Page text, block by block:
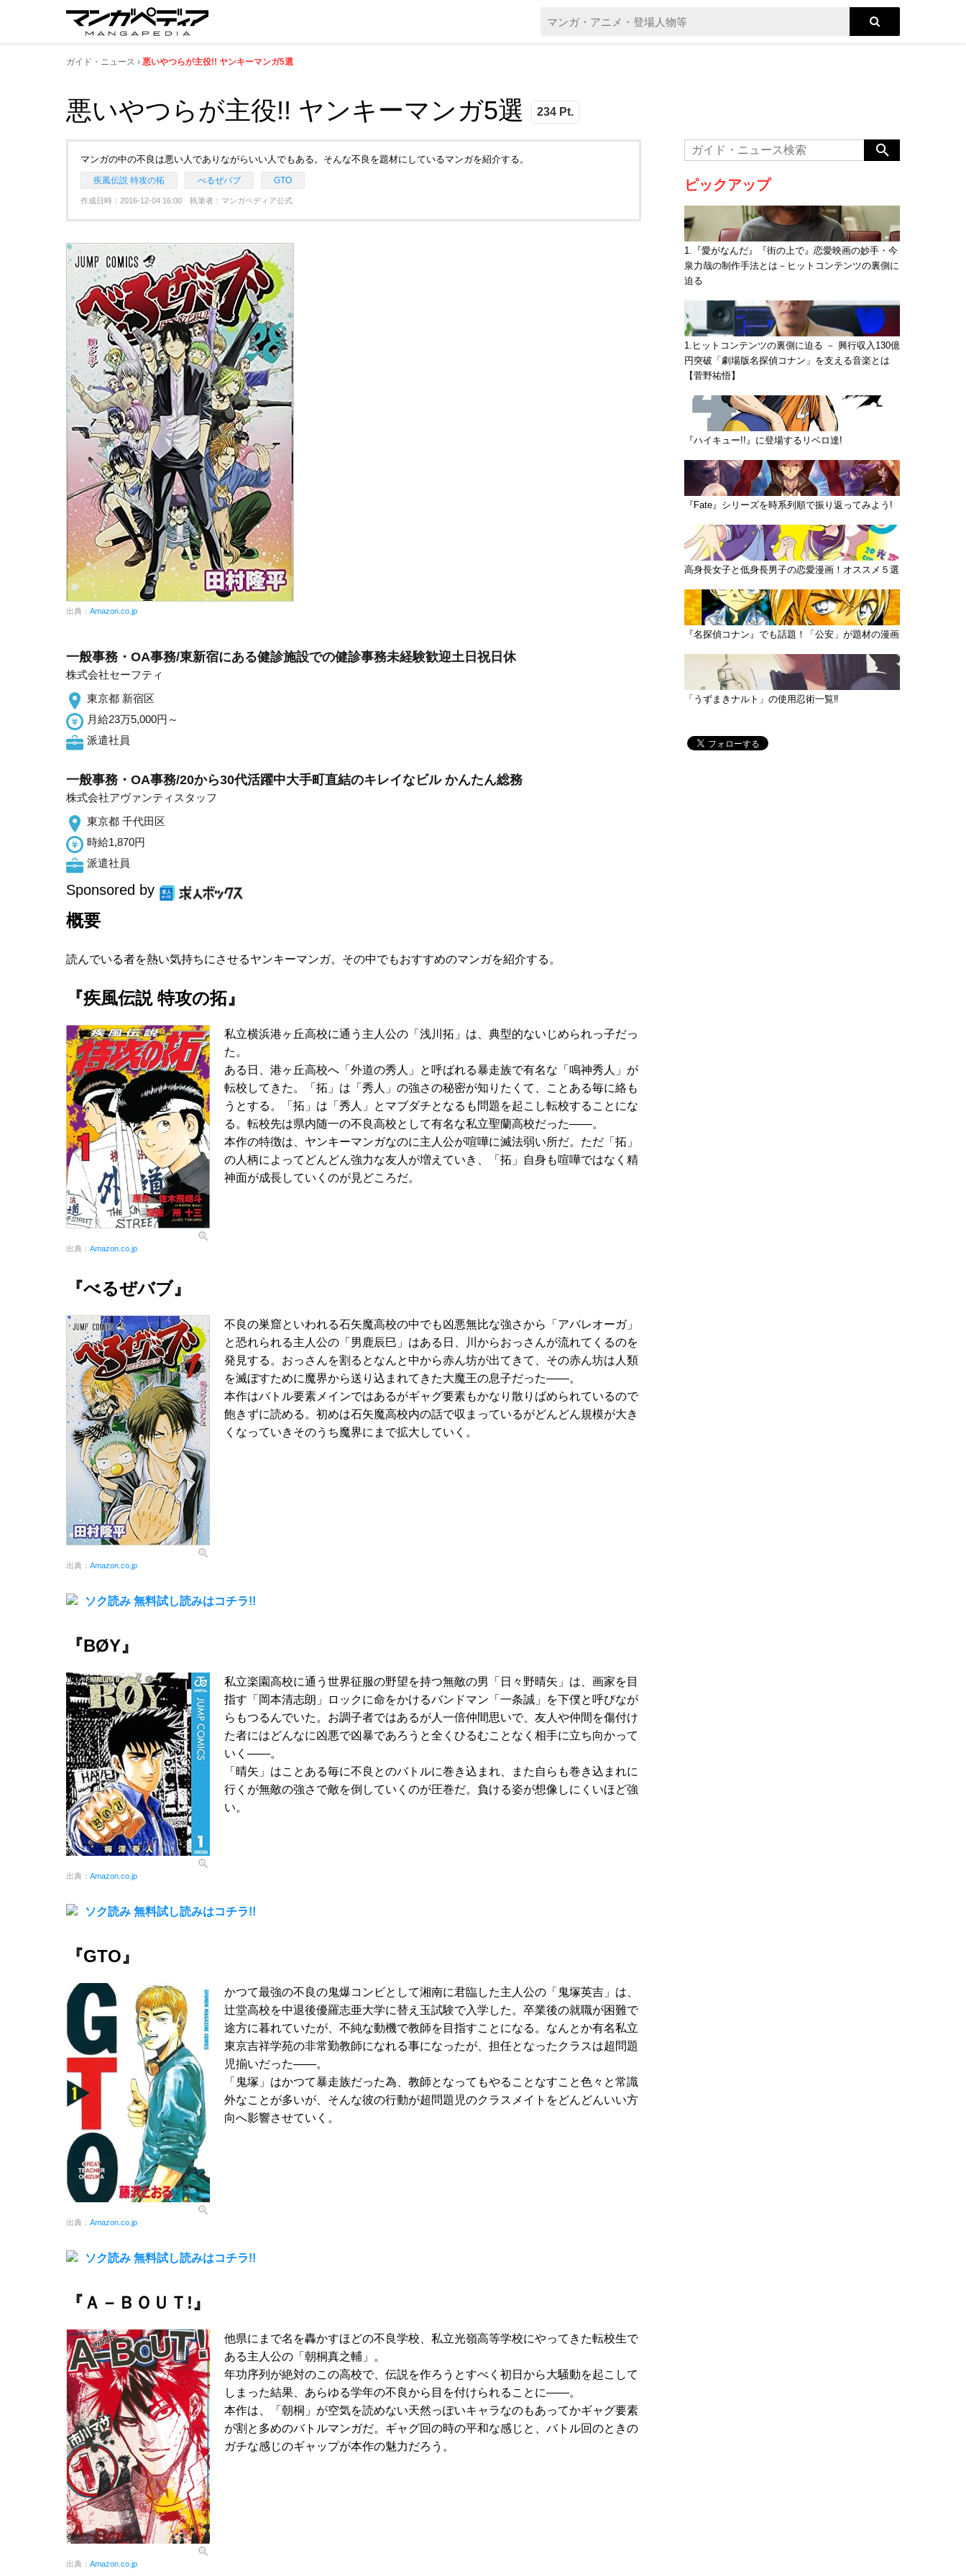
ガイド・ニュース 悪いやつらが主役!! ヤンキーマンガ5選
悪いやつらが主役!! ヤンキーマンガ5選 234 Pt.
マンガの中の不良は悪い人でありながらいい人でもある。そんな不良を題材にしているマンガを紹介する。
疾風伝説 特攻の拓 べるぜバブ GTO
作成日時：2016-12-04 16:00 執筆者：マンガペディア公式
出典： Amazon.co.jp
一般事務・OA事務/東新宿にある健診施設での健診事務未経験歓迎土日祝日休
株式会社セーフティ
東京都 新宿区
月給23万5,000円～
派遣社員
一般事務・OA事務/20から30代活躍中大手町直結のキレイなビル かんたん総務
株式会社アヴァンティスタッフ
東京都 千代田区
時給1,870円
派遣社員
Sponsored by
概要
読んでいる者を熱い気持ちにさせるヤンキーマンガ。その中でもおすすめのマンガを紹介する。
『疾風伝説 特攻の拓』
出典： Amazon.co.jp
私立横浜港ヶ丘高校に通う主人公の「浅川拓」は、典型的ないじめられっ子だっ
た。
ある日、港ヶ丘高校へ「外道の秀人」と呼ばれる暴走族で有名な「鳴神秀人」が
転校してきた。「拓」は「秀人」の強さの秘密が知りたくて、ことある毎に絡も
うとする。「拓」は「秀人」とマブダチとなるも問題を起こし転校することにな
る。転校先は県内随一の不良高校として有名な私立聖蘭高校だった――。
本作の特徴は、ヤンキーマンガなのに主人公が喧嘩に滅法弱い所だ。ただ「拓」
の人柄によってどんどん強力な友人が増えていき、「拓」自身も喧嘩ではなく精
神面が成長していくのが見どころだ。
『べるぜバブ』
出典： Amazon.co.jp
不良の巣窟といわれる石矢魔高校の中でも凶悪無比な強さから「アバレオーガ」
と恐れられる主人公の「男鹿辰巳」はある日、川からおっさんが流れてくるのを
発見する。おっさんを割るとなんと中から赤ん坊が出てきて、その赤ん坊は人類
を滅ぼすために魔界から送り込まれてきた大魔王の息子だった――。
本作はバトル要素メインではあるがギャグ要素もかなり散りばめられているので
飽きずに読める。初めは石矢魔高校内の話で収まっているがどんどん規模が大き
くなっていきそのうち魔界にまで拡大していく。
ソク読み 無料試し読みはコチラ!!
『BØY』
出典： Amazon.co.jp
私立楽園高校に通う世界征服の野望を持つ無敵の男「日々野晴矢」は、画家を目
指す「岡本清志朗」ロックに命をかけるバンドマン「一条誠」を下僕と呼びなが
らもつるんでいた。お調子者ではあるが人一倍仲間思いで、友人や仲間を傷付け
た者にはどんなに凶悪で凶暴であろうと全くひるむことなく相手に立ち向かって
いく――。
「晴矢」はことある毎に不良とのバトルに巻き込まれ、また自らも巻き込まれに
行くが無敵の強さで敵を倒していくのが圧巻だ。負ける姿が想像しにくいほど強
い。
ソク読み 無料試し読みはコチラ!!
『GTO』
出典： Amazon.co.jp
かつて最強の不良の鬼爆コンビとして湘南に君臨した主人公の「鬼塚英吉」は、
辻堂高校を中退後優羅志亜大学に替え玉試験で入学した。卒業後の就職が困難で
途方に暮れていたが、不純な動機で教師を目指すことになる。なんとか有名私立
東京吉祥学苑の非常勤教師になれる事になったが、担任となったクラスは超問題
児揃いだった――。
「鬼塚」はかつて暴走族だった為、教師となってもやることなすこと色々と常識
外なことが多いが、そんな彼の行動が超問題児のクラスメイトをどんどんいい方
向へ影響させていく。
ソク読み 無料試し読みはコチラ!!
『Ａ－ＢＯＵＴ!』
出典： Amazon.co.jp
他県にまで名を轟かすほどの不良学校、私立光嶺高等学校にやってきた転校生で
ある主人公の「朝桐真之輔」。
年功序列が絶対のこの高校で、伝説を作ろうとすべく初日から大騒動を起こして
しまった結果、あらゆる学年の不良から目を付けられることに――。
本作は、「朝桐」が空気を読めない天然っぽいキャラなのもあってかギャグ要素
が割と多めのバトルマンガだ。ギャグ回の時の平和な感じと、バトル回のときの
ガチな感じのギャップが本作の魅力だろう。
ピックアップ
1.『愛がなんだ』『街の上で』恋愛映画の妙手・今
泉力哉の制作手法とは－ヒットコンテンツの裏側に
迫る
1.ヒットコンテンツの裏側に迫る － 興行収入130億
円突破「劇場版名探偵コナン」を支える音楽とは
【菅野祐悟】
『ハイキュー!!』に登場するリベロ達!
『Fate』シリーズを時系列順で振り返ってみよう!
高身長女子と低身長男子の恋愛漫画！オススメ５選
『名探偵コナン』でも話題！「公安」が題材の漫画
「うずまきナルト」の使用忍術一覧‼